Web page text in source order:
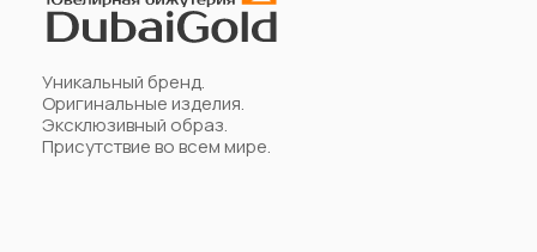
Уникальный бренд.
Оригинальные изделия.
Эксклюзивный образ.
Присутствие во всем мире.